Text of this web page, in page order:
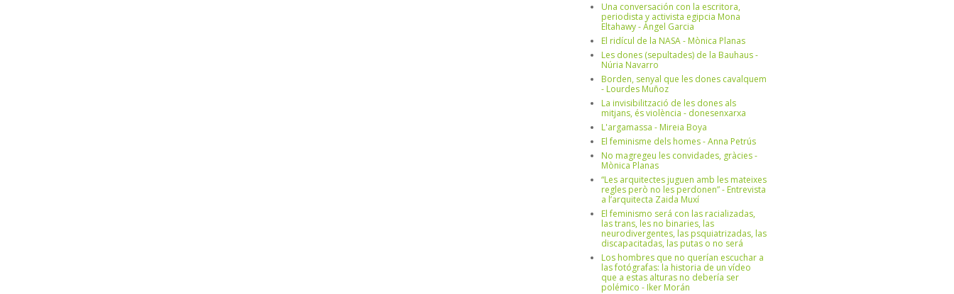
Una conversación con la escritora,
periodista y activista egipcia Mona
Eltahawy - Àngel Garcia
El ridícul de la NASA - Mònica Planas
Les dones (sepultades) de la Bauhaus -
Núria Navarro
Borden, senyal que les dones cavalquem
- Lourdes Muñoz
La invisibilització de les dones als
mitjans, és violència - donesenxarxa
L'argamassa - Mireia Boya
El feminisme dels homes - Anna Petrús
No magregeu les convidades, gràcies -
Mònica Planas
“Les arquitectes juguen amb les mateixes
regles però no les perdonen” - Entrevista
a l’arquitecta Zaida Muxí
El feminismo será con las racializadas,
las trans, les no binaries, las
neurodivergentes, las psquiatrizadas, las
discapacitadas, las putas o no será
Los hombres que no querían escuchar a
las fotógrafas: la historia de un vídeo
que a estas alturas no debería ser
polémico - Iker Morán